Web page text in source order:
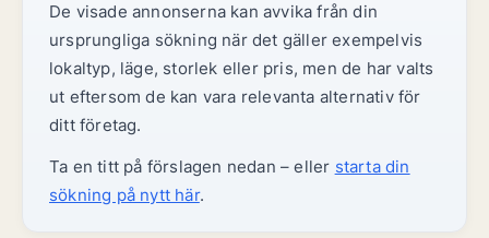
De visade annonserna kan avvika från din
ursprungliga sökning när det gäller exempelvis
lokaltyp, läge, storlek eller pris, men de har valts
ut eftersom de kan vara relevanta alternativ för
ditt företag.
Ta en titt på förslagen nedan – eller starta din
sökning på nytt här.